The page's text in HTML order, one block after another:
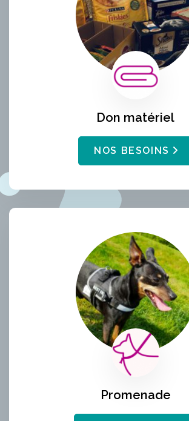
Don matériel
NOS BESOINS
Promenade